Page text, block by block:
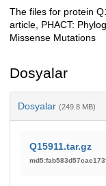
Açıklama
The files for protein
article, PHACT:
Missense Mutations
Dosyalar
Dosyalar (249.8 MB)
Q15911.tar.gz